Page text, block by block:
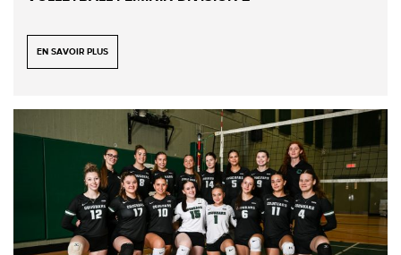
EN SAVOIR PLUS